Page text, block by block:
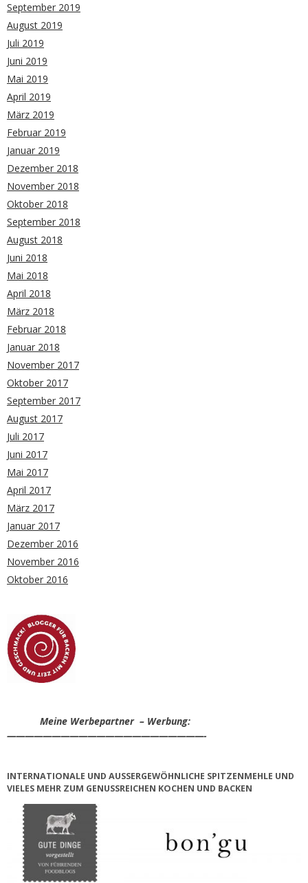
September 2019
August 2019
Juli 2019
Juni 2019
Mai 2019
April 2019
März 2019
Februar 2019
Januar 2019
Dezember 2018
November 2018
Oktober 2018
September 2018
August 2018
Juni 2018
Mai 2018
April 2018
März 2018
Februar 2018
Januar 2018
November 2017
Oktober 2017
September 2017
August 2017
Juli 2017
Juni 2017
Mai 2017
April 2017
März 2017
Januar 2017
Dezember 2016
November 2016
Oktober 2016
Meine Werbepartner – Werbung:
——————————————————————-
INTERNATIONALE UND AUSSERGEWÖHNLICHE SPITZENMEHLE UND V
IELES MEHR ZUM GENUSSREICHEN KOCHEN UND BACKEN